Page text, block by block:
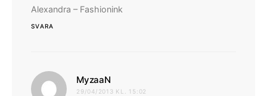
Alexandra – Fashionink
SVARA
MyzaaN
29/04/2013 KL. 15:02